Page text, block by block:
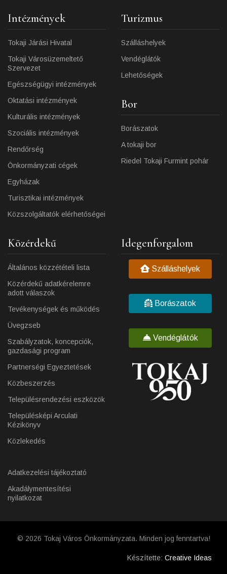
Intézmények
Tokaji Járási Hivatal
Tokaji Városüzemeltető
Szervezet
Egészségügyi intézmények
Oktatási intézmények
Kulturális intézmények
Szociális intézmények
Rendőrség
Önkormányzati cégek
Egyházak
Turisztikai intézmények
Közszolgáltatók elérhetőségei
Turizmus
Szálláshelyek
Vendéglátók
Lehetőségek
Bor
Borászatok
A tokaji bor
Riedel Tokaji Furmint pohár
Közérdekű
Általános közzétételi lista
Közérdekű adatkérelemre
adott válaszok
Tevékenységek és működés
Üvegzseb
Szabályzatok, koncepciók,
gazdasági program
Partnerségi Egyeztetések
Közbeszerzés
Településrendezési eszközök
Településképi Arculati
Kézikönyv
Közlekedés
Adatkezelési tájékoztató
Akadálymentesítési
nyilatkozat
Idegenforgalom
Szálláshelyek
Borászatok
Vendéglátók
© 2026 Tokaj Város Önkormányzata. Minden jog fenntartva!
Készítette: Creative Ideas